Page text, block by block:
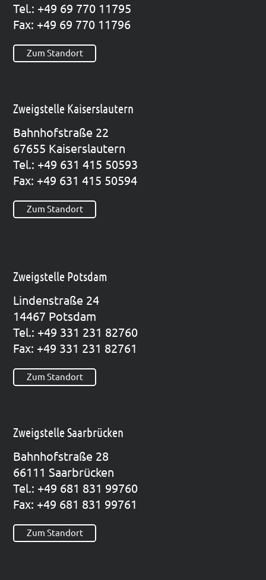
Tel.: +49 69 770 11795
Fax: +49 69 770 11796
Zum Standort
Zweigstelle Kaiserslautern
Bahn­hof­stra­ße 22
67655 Kai­sers­lau­tern
Tel.: +49 631 415 50593
Fax: +49 631 415 50594
Zum Standort
Zweigstelle Potsdam
Lin­den­stra­ße 24
14467 Pots­dam
Tel.: +49 331 231 82760
Fax: +49 331 231 82761
Zum Standort
Zweigstelle Saarbrücken
Bahn­hof­stra­ße 28
66111 Saar­brü­cken
Tel.: +49 681 831 99760
Fax: +49 681 831 99761
Zum Standort